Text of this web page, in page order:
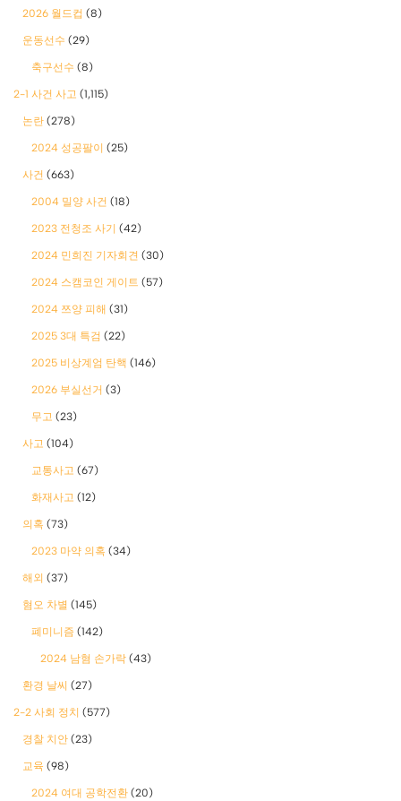
2026 월드컵 (8)
운동선수 (29)
축구선수 (8)
2-1 사건 사고 (1,115)
논란 (278)
2024 성공팔이 (25)
사건 (663)
2004 밀양 사건 (18)
2023 전청조 사기 (42)
2024 민희진 기자회견 (30)
2024 스캠코인 게이트 (57)
2024 쯔양 피해 (31)
2025 3대 특검 (22)
2025 비상계엄 탄핵 (146)
2026 부실선거 (3)
무고 (23)
사고 (104)
교통사고 (67)
화재사고 (12)
의혹 (73)
2023 마약 의혹 (34)
해외 (37)
혐오 차별 (145)
폐미니즘 (142)
2024 남혐 손가락 (43)
환경 날씨 (27)
2-2 사회 정치 (577)
경찰 치안 (23)
교육 (98)
2024 여대 공학전환 (20)